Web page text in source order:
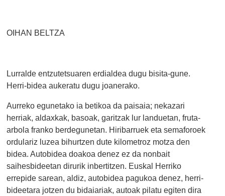
OIHAN BELTZA
Lurralde entzutetsuaren erdialdea dugu bisita-gune.
Herri-bidea aukeratu dugu joanerako.
Aurreko egunetako ia betikoa da paisaia; nekazari
herriak, aldaxkak, basoak, garitzak lur landuetan, fruta-
arbola franko berdegunetan. Hiribarruek eta semaforoek
ordulariz luzea bihurtzen dute kilometroz motza den
bidea. Autobidea doakoa denez ez da nonbait
saihesbideetan dirurik inbertitzen. Euskal Herriko
errepide sarean, aldiz, autobidea pagukoa denez, herri-
bideetara jotzen du bidaiariak, autoak pilatu egiten dira